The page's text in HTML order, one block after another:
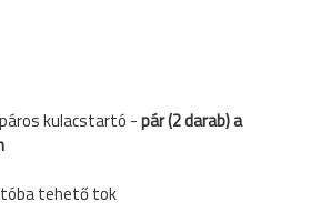
kulacstartó -pár (2 darab) a
tehető tok